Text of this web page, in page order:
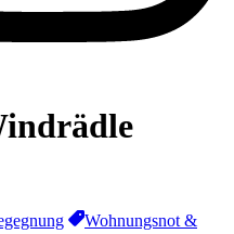
Wohnungsnot &